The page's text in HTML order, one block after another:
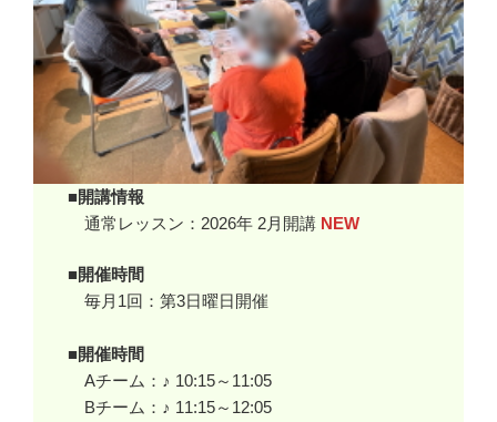
■開講情報
通常レッスン：2026年 2月開講 NEW
■開催時間
毎月1回：第3日曜日開催
■開催時間
Aチーム：♪ 10:15～11:05
Bチーム：♪ 11:15～12:05